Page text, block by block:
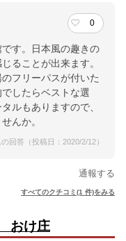
0
す。日本風の趣きの
ることが出来ます。
フリーパスが付いた
したらベストな選
ルもありますので、
んか。
回答（投稿日：2020/2/12）
通報する
すべてのクチコミ(1 件)をみる
おけ庄